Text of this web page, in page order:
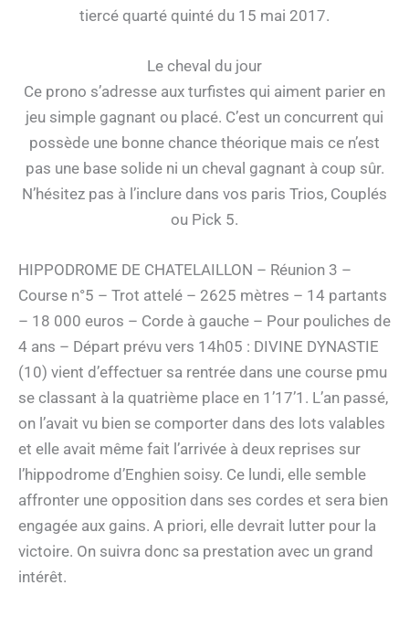
tiercé quarté quinté du 15 mai 2017.
Le cheval du jour
Ce prono s’adresse aux turfistes qui aiment parier en
jeu simple gagnant ou placé. C’est un concurrent qui
possède une bonne chance théorique mais ce n’est
pas une base solide ni un cheval gagnant à coup sûr.
N’hésitez pas à l’inclure dans vos paris Trios, Couplés
ou Pick 5.
HIPPODROME DE CHATELAILLON – Réunion 3 –
Course n°5 – Trot attelé – 2625 mètres – 14 partants
– 18 000 euros – Corde à gauche – Pour pouliches de
4 ans – Départ prévu vers 14h05 : DIVINE DYNASTIE
(10) vient d’effectuer sa rentrée dans une course pmu
se classant à la quatrième place en 1’17’1. L’an passé,
on l’avait vu bien se comporter dans des lots valables
et elle avait même fait l’arrivée à deux reprises sur
l’hippodrome d’Enghien soisy. Ce lundi, elle semble
affronter une opposition dans ses cordes et sera bien
engagée aux gains. A priori, elle devrait lutter pour la
victoire. On suivra donc sa prestation avec un grand
intérêt.